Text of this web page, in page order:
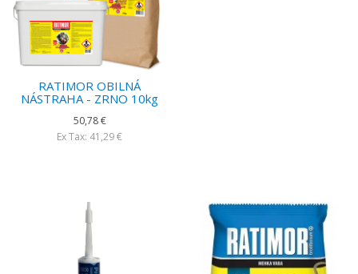
RATIMOR OBILNÁ
NÁSTRAHA - ZRNO 10kg
50,78 €
Ex Tax: 41,29 €